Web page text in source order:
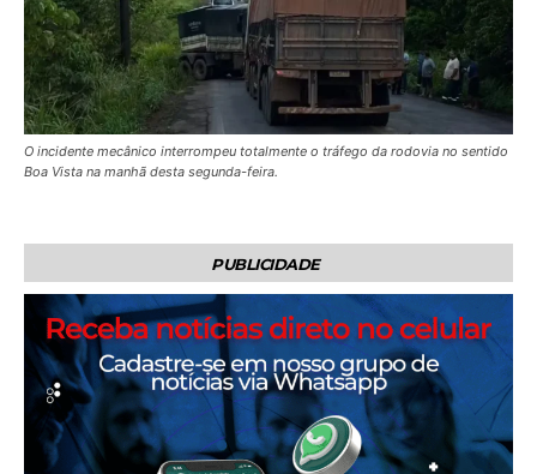
O incidente mecânico interrompeu totalmente o tráfego da rodovia no sentido
Boa Vista na manhã desta segunda-feira.
PUBLICIDADE